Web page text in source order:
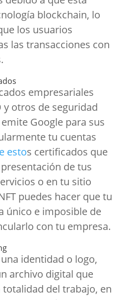
blockchain, lo
los usuarios
las transacciones con
empresariales
y otros de seguridad
Google para sus
tu cuentas
estos certificados que
de tus
o en tu sitio
puedes hacer que tu
único e imposible de
con tu empresa.
identidad o logo,
archivo digital que
del trabajo, en